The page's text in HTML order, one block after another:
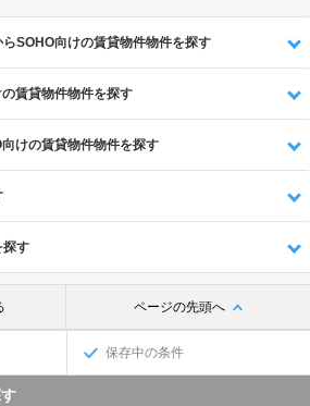
SOHO向けの賃貸物件物件を探す
賃貸物件物件を探す
けの賃貸物件物件を探す
探す
ページの先頭へ
保存中の条件